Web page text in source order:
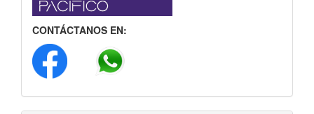
CONTÁCTANOS EN: